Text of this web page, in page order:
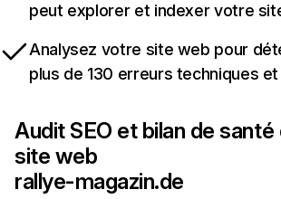
peut explorer et indexer votre
Analysez votre site web pour
plus de 130 erreurs techniques et
Audit SEO et bilan de santé
site web
rallye-magazin.de